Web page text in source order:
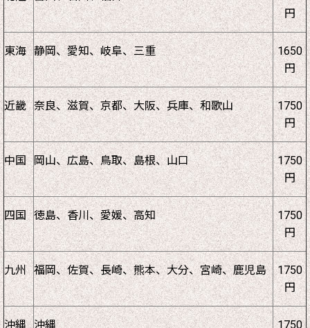
円
東海 静岡、愛知、岐阜、三重
1650
円
近畿 奈良、滋賀、京都、大阪、兵庫、和歌山
1750
円
中国 岡山、広島、鳥取、島根、山口
1750
円
四国 徳島、香川、愛媛、高知
1750
円
九州 福岡、佐賀、長崎、熊本、大分、宮崎、鹿児島
1750
円
沖縄 沖縄
1750